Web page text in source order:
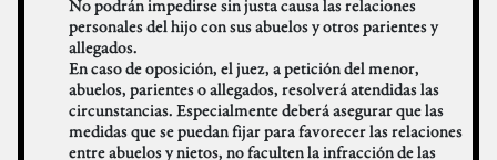
No podrán impedirse sin justa causa las relaciones
personales del hijo con sus abuelos y otros parientes y
allegados.
En caso de oposición, el juez, a petición del menor,
abuelos, parientes o allegados, resolverá atendidas las
circunstancias. Especialmente deberá asegurar que las
medidas que se puedan fijar para favorecer las relaciones
entre abuelos y nietos, no faculten la infracción de las